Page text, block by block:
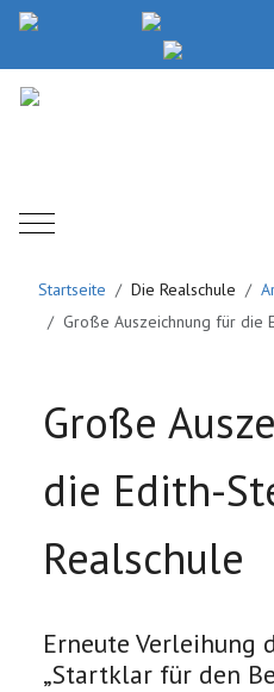
Mobile Menu Toggle
Startseite Die Realschule
Große Auszeichnung für die
Große
die Edith-
Realschule
Erneute Verleihung
„Startklar für den